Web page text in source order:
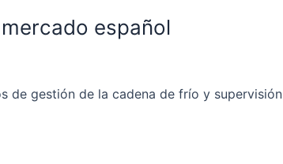
español
de gestión de la cadena de frío y supervisión